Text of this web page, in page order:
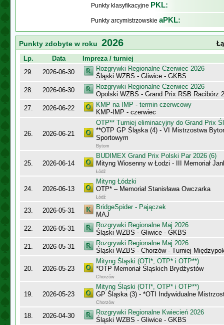
Punkty klasyfikacyjne PKL:
Punkty arcymistrzowskie aPKL:
Punkty zdobyte w roku 2026
Lp.
Data
Impreza / turniej
29.
2026-06-30
Rozgrywki Regionalne Czerwiec 2026
Śląski WZBS - Gliwice - GKBS
28.
2026-06-30
Rozgrywki Regionalne Czerwiec 2026
Opolski WZBS - Grand Prix RSB Racibórz
27.
2026-06-22
KMP na IMP - termin czerwcowy
KMP-IMP - czerwiec
26. 2026-06-21
OTP** Turniej eliminacyjny do Grand Prix
**OTP GP Śląska (4) - VI Mistrzostwa
Sportowym
Bytom
25. 2026-06-14
BUDIMEX Grand Prix Polski Par 2026 (6)
Mityng Wiosenny w Łodzi - III Memoriał
Łódź
24. 2026-06-13
Mityng Łódzki
OTP* – Memoriał Stanisława Owczarka
Łódź
23. 2026-05-31
BridgeSpider - Pajączek
MAJ
22.
2026-05-31
Rozgrywki Regionalne Maj 2026
Śląski WZBS - Gliwice - GKBS
21.
2026-05-31
Rozgrywki Regionalne Maj 2026
Śląski WZBS - Chorzów - Turniej
20. 2026-05-23
Mityng Śląski (OTI*, OTP* i OTP**)
*OTP Memoriał Śląskich Brydżystów
Chorzów
19. 2026-05-23
Mityng Śląski (OTI*, OTP* i OTP**)
GP Śląska (3) - *OTI Indywidualne
Chorzów
18. 2026-04-30
Rozgrywki Regionalne Kwiecień 2026
Śląski WZBS - Gliwice - GKBS